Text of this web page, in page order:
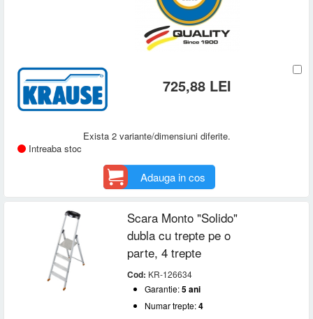
725,88 LEI
Exista 2 variante/dimensiuni diferite.
Intreaba stoc
Adauga in cos
Scara Monto "Solido"
dubla cu trepte pe o
parte, 4 trepte
Cod: KR-126634
Garantie:5 ani
Numar trepte:4